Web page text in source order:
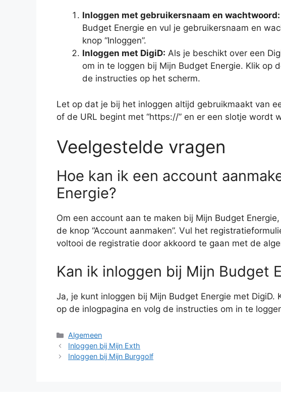
Inloggen met gebruikersnaam en wachtwoord:
Budget Energie en vul je gebruikersnaam en
knop “Inloggen”.
Inloggen met DigiD: Als je beschikt over een
om in te loggen bij Mijn Budget Energie. Klik op
de instructies op het scherm.
Let op dat je bij het inloggen altijd gebruikmaakt van
of de URL begint met “https://” en er een slotje wordt
Veelgestelde vragen
Hoe kan ik een account
Energie?
Om een account aan te maken bij Mijn Budget
de knop “Account aanmaken”. Vul het
voltooi de registratie door akkoord te gaan met de
Kan ik inloggen bij Mijn Budget
Ja, je kunt inloggen bij Mijn Budget Energie met DigiD.
op de inlogpagina en volg de instructies om in te
Categorieën
Algemeen
Inloggen bij Mijn Exth
Inloggen bij Mijn Burggolf